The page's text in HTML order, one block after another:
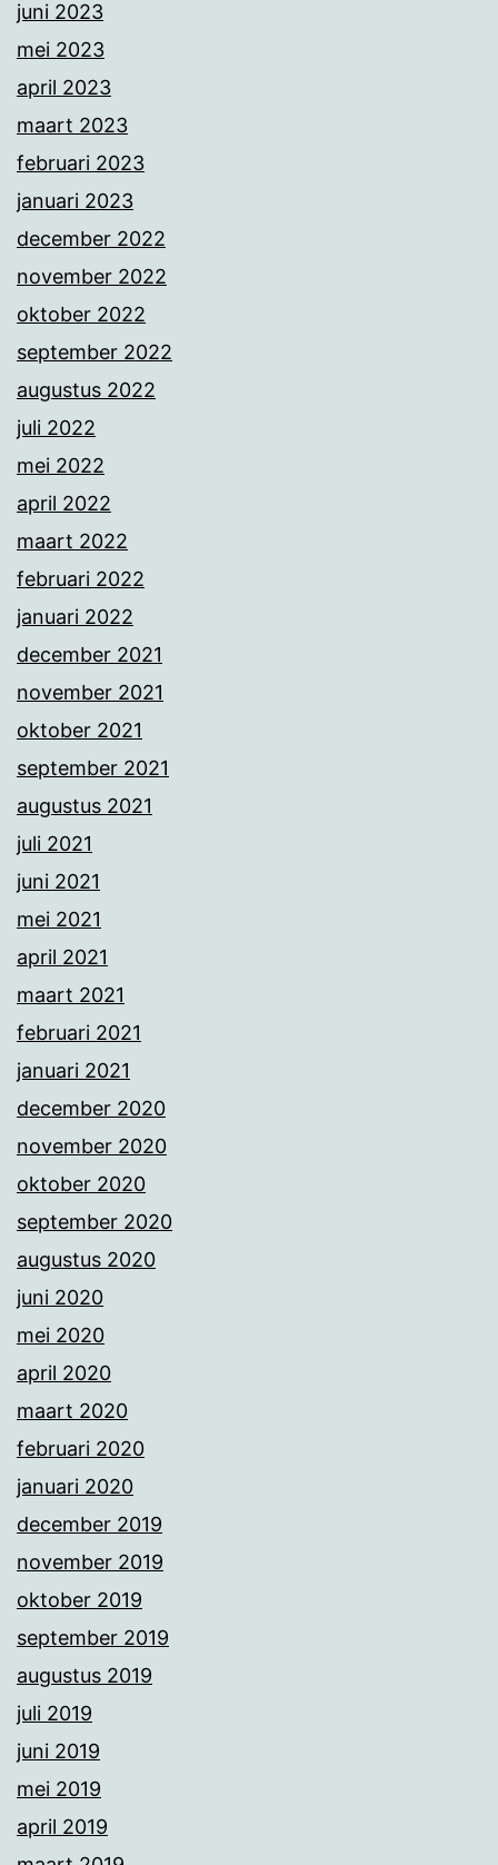
juni 2023
mei 2023
april 2023
maart 2023
februari 2023
januari 2023
december 2022
november 2022
oktober 2022
september 2022
augustus 2022
juli 2022
mei 2022
april 2022
maart 2022
februari 2022
januari 2022
december 2021
november 2021
oktober 2021
september 2021
augustus 2021
juli 2021
juni 2021
mei 2021
april 2021
maart 2021
februari 2021
januari 2021
december 2020
november 2020
oktober 2020
september 2020
augustus 2020
juni 2020
mei 2020
april 2020
maart 2020
februari 2020
januari 2020
december 2019
november 2019
oktober 2019
september 2019
augustus 2019
juli 2019
juni 2019
mei 2019
april 2019